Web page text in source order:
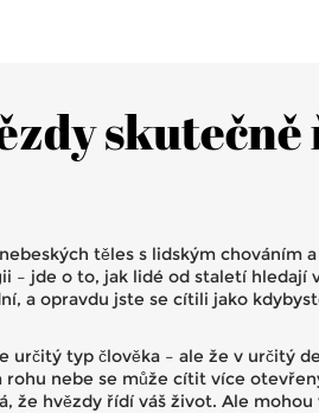
těles s lidským chováním
– jde o to, jak lidé od staletí hledají
a opravdu jste se cítili jako
určitý typ člověka – ale že v určitý
nebe se může cítit více
že hvězdy řídí váš život. Ale